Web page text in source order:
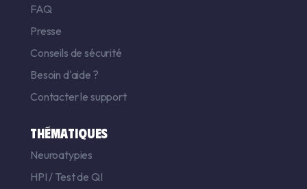
FAQ
Presse
Conseils de sécurité
Besoin d'aide ?
Contacter le support
THÉMATIQUES
Neuroatypies
HPI / Test de QI